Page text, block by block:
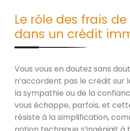
Le rôle des frais
dans un crédit
Vous vous en doutez sans
n’accordent pas le crédit sur
la sympathie ou de la
vous échappe, parfois, et
résiste à la simplification,